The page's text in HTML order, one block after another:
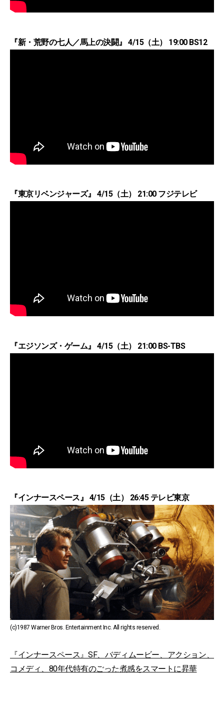
『新・荒野の七人／馬上の決闘』 4/15（土） 19:00 BS12
『東京リベンジャーズ』 4/15（土） 21:00 フジテレビ
『エジソンズ・ゲーム』 4/15（土） 21:00 BS-TBS
『インナースペース』 4/15（土） 26:45 テレビ東京
(c)1987 Warner Bros. Entertainment Inc. All rights reserved.
『インナースペース』SF、バディムービー、アクション、
コメディ、80年代特有のごった煮感をスマートに昇華